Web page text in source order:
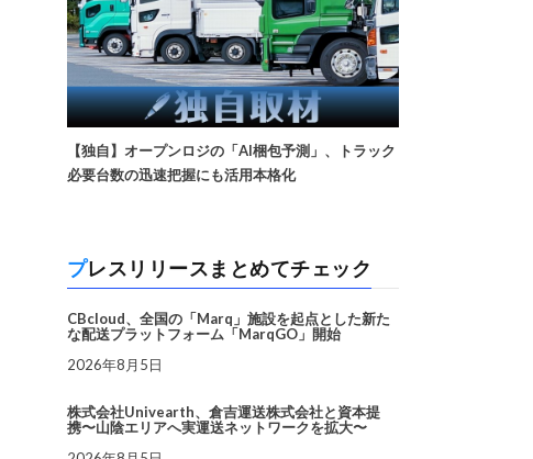
【独自】オープンロジの「AI梱包予測」、トラック
必要台数の迅速把握にも活用本格化
プレスリリースまとめてチェック
CBcloud、全国の「Marq」施設を起点とした新た
な配送プラットフォーム「MarqGO」開始
2026年8月5日
株式会社Univearth、倉吉運送株式会社と資本提
携〜山陰エリアへ実運送ネットワークを拡大〜